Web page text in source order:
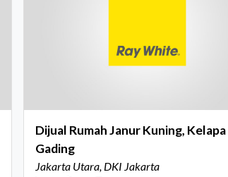
Dijual Rumah Janur Kuning, Kelapa
Gading
Jakarta Utara, DKI Jakarta